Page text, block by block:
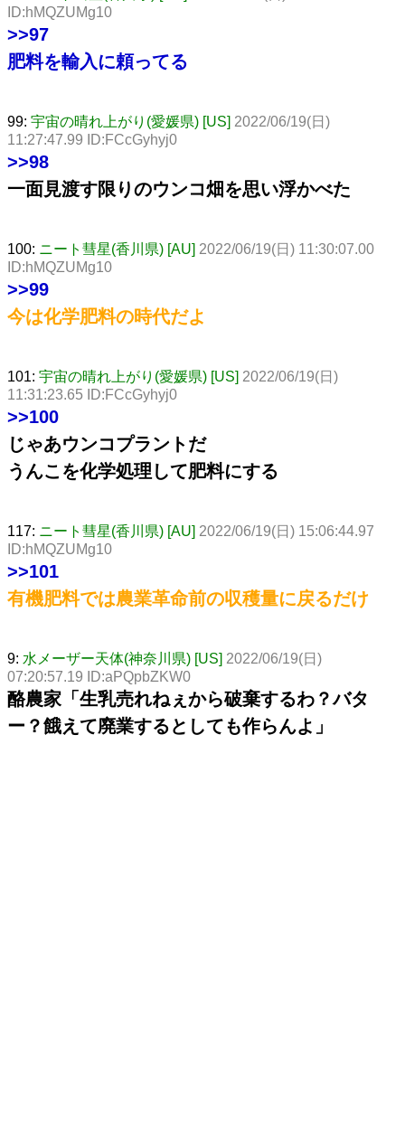
ID:hMQZUMg10
>>97
肥料を輸入に頼ってる
99: 宇宙の晴れ上がり(愛媛県) [US] 2022/06/19(日)
11:27:47.99 ID:FCcGyhyj0
>>98
一面見渡す限りのウンコ畑を思い浮かべた
100: ニート彗星(香川県) [AU] 2022/06/19(日) 11:30:07.00
ID:hMQZUMg10
>>99
今は化学肥料の時代だよ
101: 宇宙の晴れ上がり(愛媛県) [US] 2022/06/19(日)
11:31:23.65 ID:FCcGyhyj0
>>100
じゃあウンコプラントだ
うんこを化学処理して肥料にする
117: ニート彗星(香川県) [AU] 2022/06/19(日) 15:06:44.97
ID:hMQZUMg10
>>101
有機肥料では農業革命前の収穫量に戻るだけ
9: 水メーザー天体(神奈川県) [US] 2022/06/19(日)
07:20:57.19 ID:aPQpbZKW0
酪農家「生乳売れねぇから破棄するわ？バタ
ー？餓えて廃業するとしても作らんよ」